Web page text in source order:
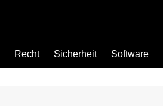
Recht Sicherheit Software